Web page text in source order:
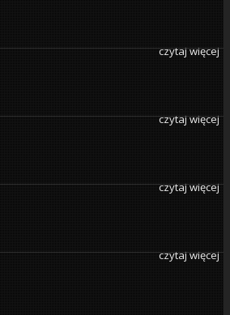
czytaj więcej
czytaj więcej
czytaj więcej
czytaj więcej